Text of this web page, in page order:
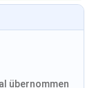
übernommen